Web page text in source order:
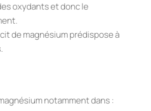
oxydants et donc le
de magnésium prédispose à
notamment dans :